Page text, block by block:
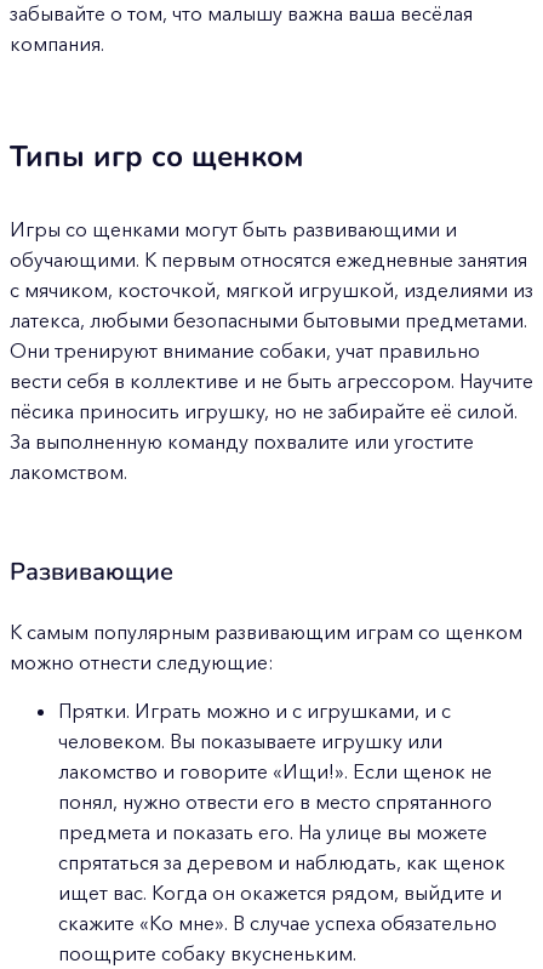
забывайте о том, что малышу важна ваша весёлая
компания.
Типы игр со щенком
Игры со щенками могут быть развивающими и
обучающими. К первым относятся ежедневные занятия
с мячиком, косточкой, мягкой игрушкой, изделиями из
латекса, любыми безопасными бытовыми предметами.
Они тренируют внимание собаки, учат правильно
вести себя в коллективе и не быть агрессором. Научите
пёсика приносить игрушку, но не забирайте её силой.
За выполненную команду похвалите или угостите
лакомством.
Развивающие
К самым популярным развивающим играм со щенком
можно отнести следующие:
Прятки. Играть можно и с игрушками, и с
человеком. Вы показываете игрушку или
лакомство и говорите «Ищи!». Если щенок не
понял, нужно отвести его в место спрятанного
предмета и показать его. На улице вы можете
спрятаться за деревом и наблюдать, как щенок
ищет вас. Когда он окажется рядом, выйдите и
скажите «Ко мне». В случае успеха обязательно
поощрите собаку вкусненьким.